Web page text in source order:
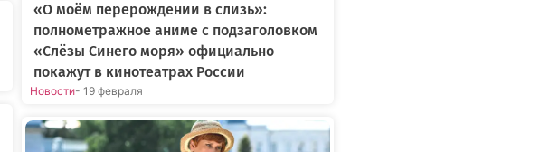
«О моём перерождении в слизь»:
полнометражное аниме с подзаголовком
«Слёзы Синего моря» официально
покажут в кинотеатрах России
Новости- 19 февраля